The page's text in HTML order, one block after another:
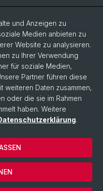
und Anzeigen zu
Medien anbieten zu
Website zu analysieren.
zu Ihrer Verwendung
für soziale Medien,
Partner führen diese
weiteren Daten zusammen,
oder die sie im Rahmen
haben. Weitere
.